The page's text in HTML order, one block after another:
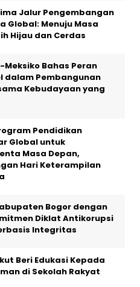
Jalur Pengembangan
Global: Menuju Masa
Hijau dan Cerdas
Bahas Peran
dalam Pembangunan
Kebudayaan yang
Pendidikan
Global untuk
Masa Depan,
Hari Keterampilan
Bogor dengan
Diklat Antikorupsi
Integritas
Beri Edukasi Kepada
di Sekolah Rakyat